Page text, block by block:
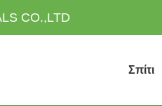
CO.,LTD
Σπίτι